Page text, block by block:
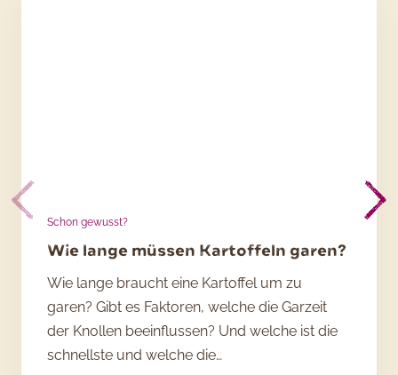
Schon gewusst?
Wie lange müssen Kartoffeln garen?
Wie lange braucht eine Kartoffel um zu
garen? Gibt es Faktoren, welche die Garzeit
der Knollen beeinflussen? Und welche ist die
schnellste und welche die…